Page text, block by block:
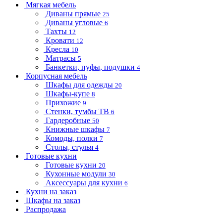
Мягкая мебель
Диваны прямые 25
Диваны угловые 6
Тахты 12
Кровати 12
Кресла 10
Матрасы 5
Банкетки, пуфы, подушки 4
Корпусная мебель
Шкафы для одежды 20
Шкафы-купе 8
Прихожие 9
Стенки, тумбы ТВ 6
Гардеробные 50
Книжные шкафы 7
Комоды, полки 7
Столы, стулья 4
Готовые кухни
Готовые кухни 20
Кухонные модули 30
Аксессуары для кухни 6
Кухни на заказ
Шкафы на заказ
Распродажа